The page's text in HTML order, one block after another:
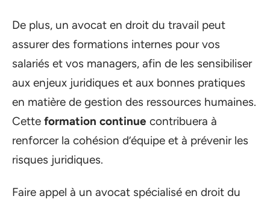
De plus, un avocat en droit du travail peut
assurer des formations internes pour vos
salariés et vos managers, afin de les sensibiliser
aux enjeux juridiques et aux bonnes pratiques
en matière de gestion des ressources humaines.
Cette formation continue contribuera à
renforcer la cohésion d’équipe et à prévenir les
risques juridiques.
Faire appel à un avocat spécialisé en droit du